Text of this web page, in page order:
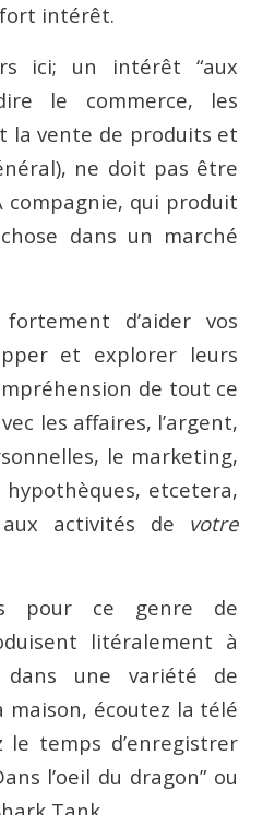
intérêt.
ici; un intérêt “aux
dire le commerce, les
la vente de produits et
ne doit pas être
compagnie, qui produit
dans un marché
d’aider vos
et explorer leurs
de tout ce
les affaires, l’argent,
le marketing,
hypothèques, etcetera,
activités de votre
pour ce genre de
litéralement à
une variété de
maison, écoutez la télé
le temps d’enregistrer
l’oeil du dragon” ou